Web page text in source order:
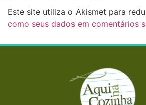
Este site utiliza o Akismet para
como seus dados em comentários